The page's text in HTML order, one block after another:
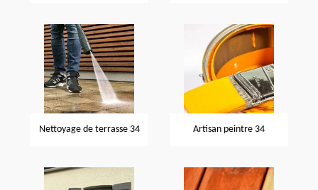
Nettoyage de terrasse 34 Artisan peintre 34